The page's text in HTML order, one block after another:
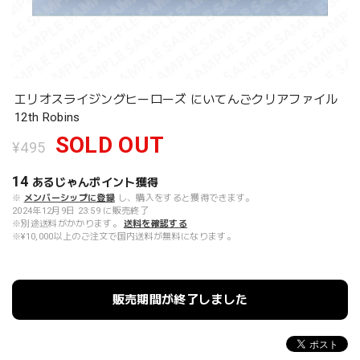
エリオスライジングヒーローズ にいてんごクリアファイル
12th Robins
¥495 SOLD OUT
14 あるじゃんポイント獲得
※ メンバーシップに登録 し、購入をすると獲得できます。
2024年12月9日 23:59 に販売終了
※別途送料がかかります。
送料を確認する
※¥10,000以上のご注文で国内送料が無料になります。
販売期間が終了しました